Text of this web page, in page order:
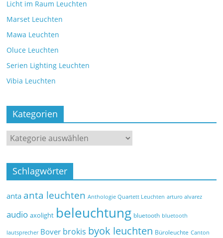
Licht im Raum Leuchten
Marset Leuchten
Mawa Leuchten
Oluce Leuchten
Serien Lighting Leuchten
Vibia Leuchten
Kategorien
Schlagwörter
anta anta leuchten Anthologie Quartett Leuchten arturo alvarez
audio axolight beleuchtung bluetooth bluetooth
lautsprecher Bover brokis byok leuchten Büroleuchte Canton